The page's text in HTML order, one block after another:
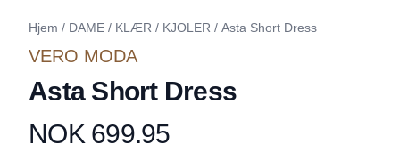
Hjem / DAME / KLÆR / KJOLER / Asta Short Dress
VERO MODA
Asta Short Dress
Produktdetaljer
NOK 699.95